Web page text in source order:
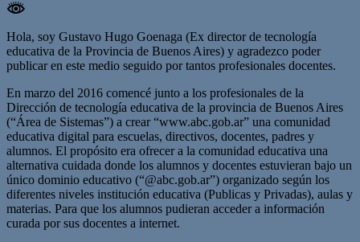
Hola, soy Gustavo Hugo Goenaga (Ex director de tecnología
educativa de la Provincia de Buenos Aires) y agradezco poder
publicar en este medio seguido por tantos profesionales docentes.
En marzo del 2016 comencé junto a los profesionales de la
Dirección de tecnología educativa de la provincia de Buenos Aires
(“Área de Sistemas”) a crear “www.abc.gob.ar” una comunidad
educativa digital para escuelas, directivos, docentes, padres y
alumnos. El propósito era ofrecer a la comunidad educativa una
alternativa cuidada donde los alumnos y docentes estuvieran bajo un
único dominio educativo (“@abc.gob.ar”) organizado según los
diferentes niveles institución educativa (Publicas y Privadas), aulas y
materias. Para que los alumnos pudieran acceder a información
curada por sus docentes a internet.